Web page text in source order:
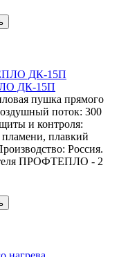
ДК-15П
пушка прямого
поток: 300
и контроля:
пламени, плавкий
Россия.
ПРОФТЕПЛО - 2